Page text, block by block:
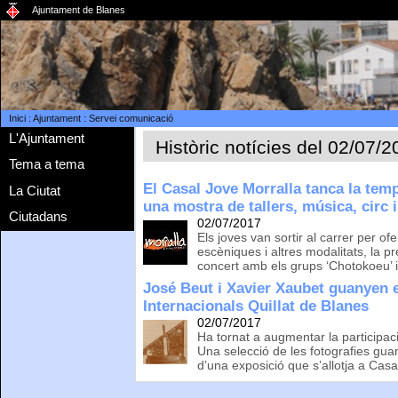
Ajuntament de Blanes
Inici: Ajuntament: Servei comunicació
L'Ajuntament
Tema a tema
La Ciutat
Ciutadans
Històric notícies del 02/07/
El Casal Jove Morralla tanca la
una mostra de tallers, música, circ
02/07/2017
Els joves van sortir al carrer per
escèniques i altres modalitats, la
concert amb els grups ‘Chotokoeu’ i
José Beut i Xavier Xaubet guanyen
Internacionals Quillat de Blanes
02/07/2017
Ha tornat a augmentar la
Una selecció de les fotografies
d’una exposició que s’allotja a